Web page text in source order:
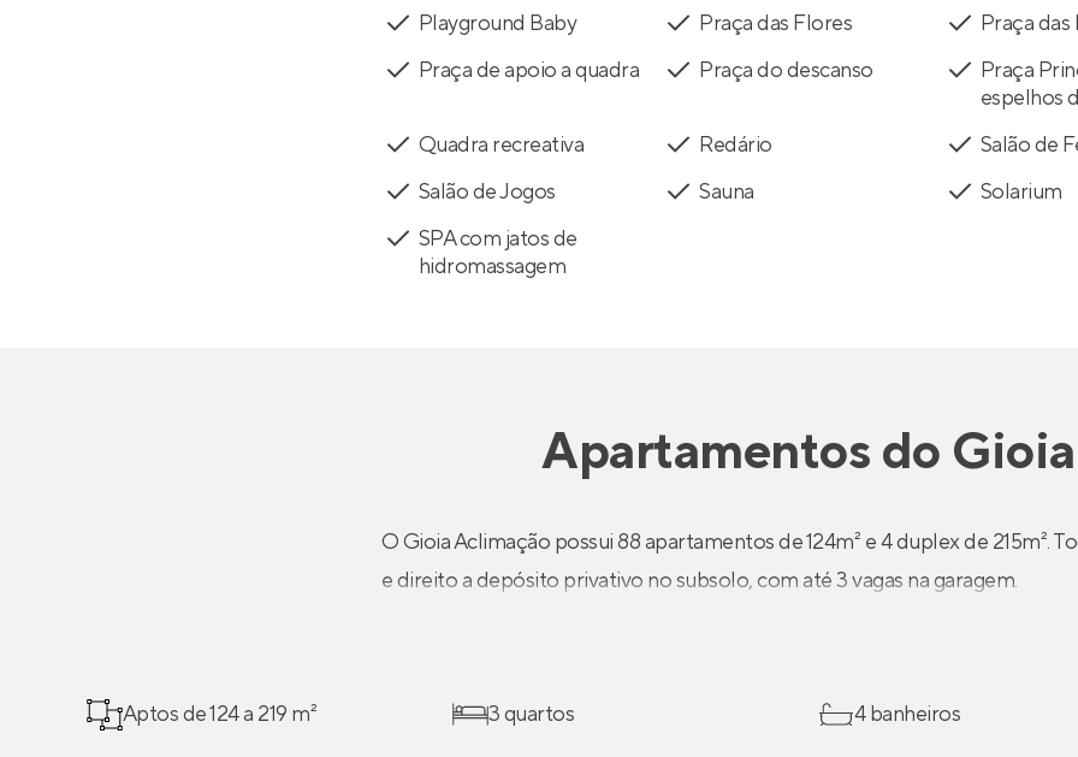
Playground Baby
Praça das Flores
Praça das
Praça de apoio a quadra
Praça do descanso
Praça
espelhos
Quadra recreativa
Redário
Salão de
Salão de Jogos
Sauna
Solarium
SPA com jatos de
hidromassagem
Apartamentos do Gioia
O Gioia Aclimação possui 88 apartamentos de 124m² e 4 duplex de 215m².
e direito a depósito privativo no subsolo, com até 3 vagas na garagem.
Aptos de 124 a 219 m² 3 quartos 4 banheiros